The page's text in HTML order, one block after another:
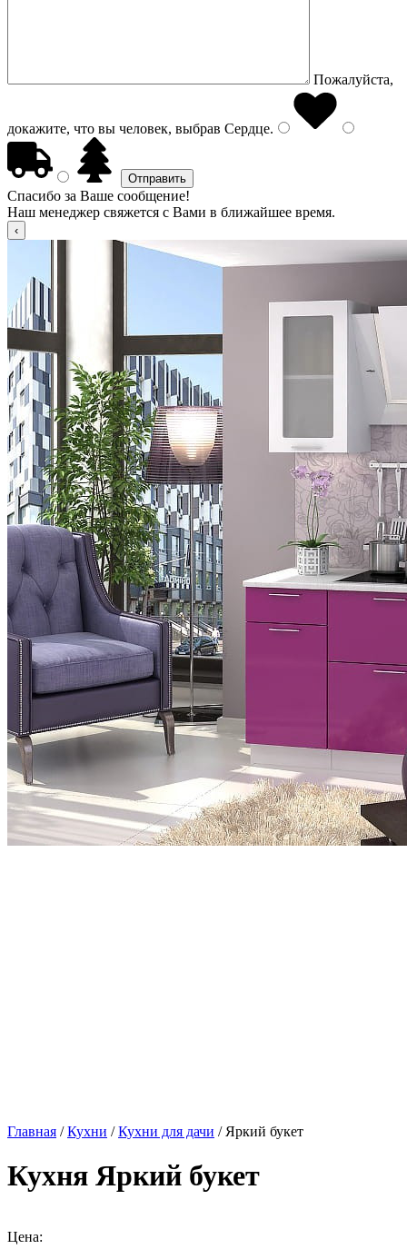
Пожалуйста,
докажите, что вы человек, выбрав Сердце.
Спасибо за Ваше сообщение!
Наш менеджер свяжется с Вами в ближайшее время.
Главная /Кухни /Кухни для дачи / Яркий букет
Кухня Яркий букет
Цена: